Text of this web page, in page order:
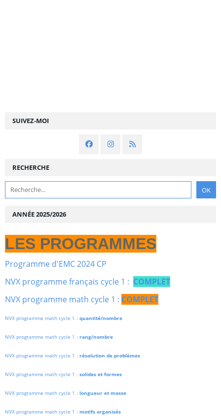
SUIVEZ-MOI
RECHERCHE
ANNÉE 2025/2026
LES PROGRAMMES
Programme d'EMC 2024 CP
NVX programme français cycle 1 : COMPLET
NVX programme math cycle 1 : COMPLET
NVX programme math cycle 1 : quantité/nombre
NVX programme math cycle 1 : rang/nombre
NVX programme math cycle 1 : résolution de problèmes
NVX programme math cycle 1 : solides et formes
NVX programme math cycle 1 : longueur et masse
NVX programme math cycle 1 : motifs organisés